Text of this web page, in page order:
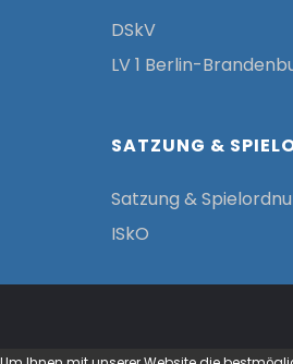
DSkV
LV 1 Berlin-
SATZUNG &
Satzung &
ISkO